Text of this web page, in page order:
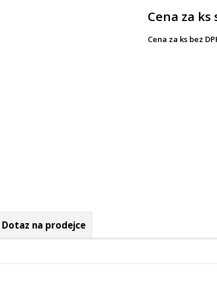
Cena za ks
Cena za ks bez
Dotaz na prodejce